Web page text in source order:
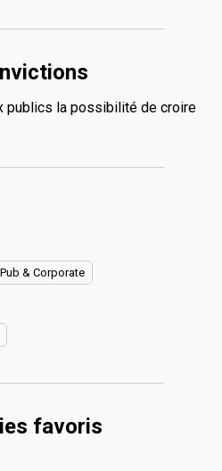
publics la possibilité de croire
Pub & Corporate
favoris